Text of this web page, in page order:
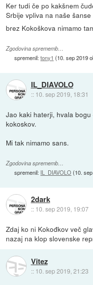
Ker tudi če po kakšnem
Srbije vpliva na naše
brez Kokoškova nimamo
Zgodovina sprememb…
spremenil:tony1 (10. sep 2019
IL_DIAVOLO
:: 10. sep 2019, 18:31
Jao kaki haterji, hvala
kokoskov.
Mi tak nimamo sans.
Zgodovina sprememb…
spremenil: IL_DIAVOLO(10.
2dark
:: 10. sep 2019, 19:07
Zdaj ko ni Kokođkov več
nazaj na klop slovenske
Vitez
:: 10. sep 2019, 21:23